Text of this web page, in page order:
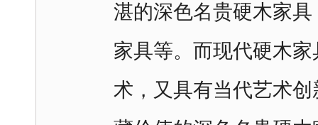
湛的深色名贵硬木家
家具等。而现代硬木
术，又具有当代艺术